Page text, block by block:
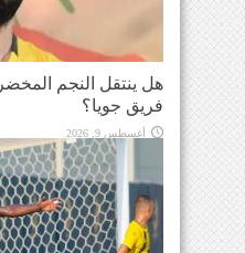
هل ينتقل النجم
فريق جويا؟
أغسطس 9, 2026